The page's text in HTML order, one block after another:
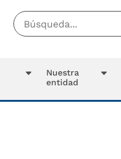
Nuestra
entidad